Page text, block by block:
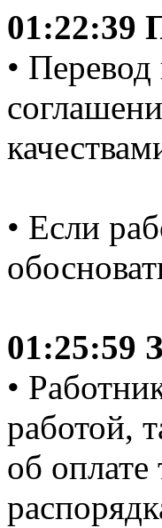
01:22:39
•
• Если
01:25:59
•
работой,
об оплате